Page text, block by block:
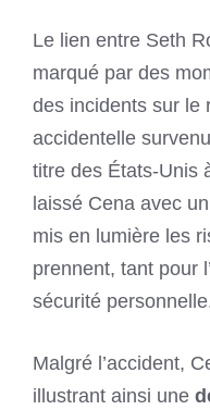
Le lien entre Seth
marqué par des
des incidents sur le
accidentelle
titre des États-Unis
laissé Cena avec
mis en lumière les
prennent, tant pour
sécurité
Malgré l’accident,
illustrant ainsi une